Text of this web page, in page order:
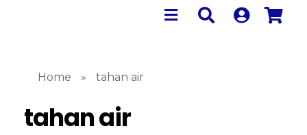
Home » tahan air
tahan air